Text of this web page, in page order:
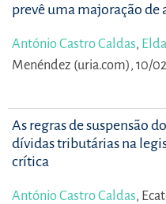
prevê uma majoração de
António Castro Caldas,
Menéndez (uria.com), 10/
As regras de suspensão
dívidas tributárias na
crítica
António Castro Caldas,